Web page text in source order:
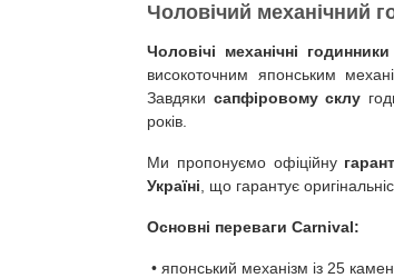
Чоловічий механічний
Чоловічі механічні
високоточним японським
Завдяки сапфіровому склу
років.
Ми пропонуємо офіційну
Україні , що гарантує
Основні переваги Carnival:
• японський механізм із 25